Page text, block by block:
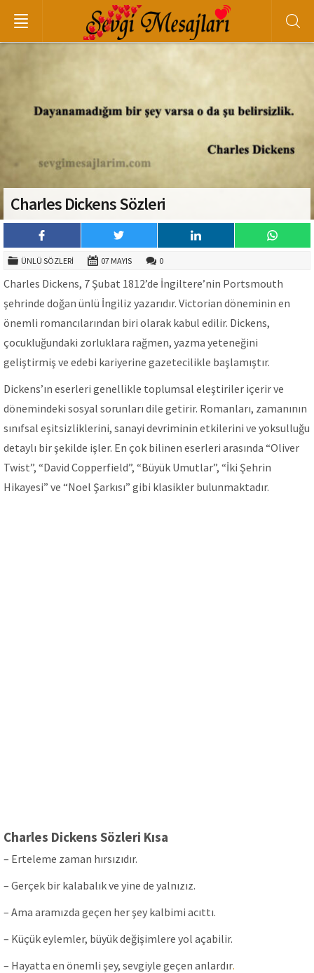
Charles Dickens Sözleri
ÜNLÜ SÖZLERI 07 MAYIS 0
Charles Dickens, 7 Şubat 1812’de İngiltere’nin Portsmouth
şehrinde doğan ünlü İngiliz yazarıdır. Victorian döneminin en
önemli romancılarından biri olarak kabul edilir. Dickens,
çocukluğundaki zorluklara rağmen, yazma yeteneğini
geliştirmiş ve edebi kariyerine gazetecilikle başlamıştır.
Dickens’ın eserleri genellikle toplumsal eleştiriler içerir ve
dönemindeki sosyal sorunları dile getirir. Romanları, zamanının
sınıfsal eşitsizliklerini, sanayi devriminin etkilerini ve yoksulluğu
detaylı bir şekilde işler. En çok bilinen eserleri arasında “Oliver
Twist”, “David Copperfield”, “Büyük Umutlar”, “İki Şehrin
Hikayesi” ve “Noel Şarkısı” gibi klasikler bulunmaktadır.
Charles Dickens Sözleri Kısa
– Erteleme zaman hırsızıdır.
– Gerçek bir kalabalık ve yine de yalnızız.
– Ama aramızda geçen her şey kalbimi acıttı.
– Küçük eylemler, büyük değişimlere yol açabilir.
– Hayatta en önemli şey, sevgiyle geçen anlardır.